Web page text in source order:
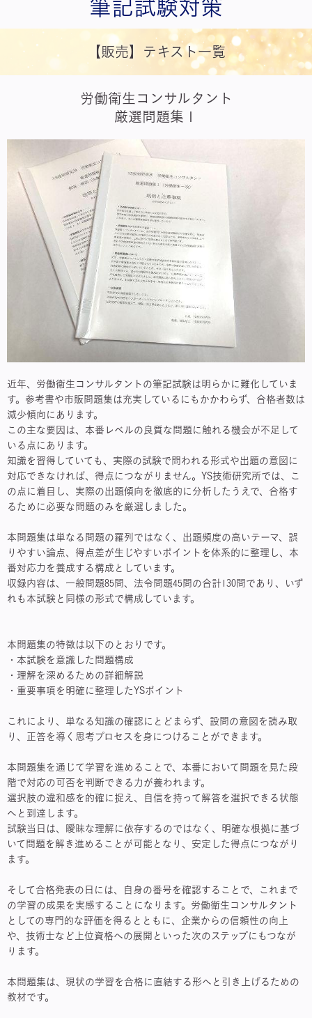
筆記試験対策
【販売】テキスト一覧
労働衛生コンサルタント
厳選問題集１
近年、労働衛生コンサルタントの筆記試験は明らかに難化していま
す。参考書や市販問題集は充実しているにもかかわらず、合格者数は
減少傾向にあります。
この主な要因は、本番レベルの良質な問題に触れる機会が不足して
いる点にあります。
知識を習得していても、実際の試験で問われる形式や出題の意図に
対応できなければ、得点につながりません。YS技術研究所では、こ
の点に着目し、実際の出題傾向を徹底的に分析したうえで、合格す
るために必要な問題のみを厳選しました。
本問題集は単なる問題の羅列ではなく、出題頻度の高いテーマ、誤
りやすい論点、得点差が生じやすいポイントを体系的に整理し、本
番対応力を養成する構成としています。
収録内容は、一般問題85問、法令問題45問の合計130問であり、いず
れも本試験と同様の形式で構成しています。
本問題集の特徴は以下のとおりです。
・本試験を意識した問題構成
・理解を深めるための詳細解説
・重要事項を明確に整理したYSポイント
これにより、単なる知識の確認にとどまらず、設問の意図を読み取
り、正答を導く思考プロセスを身につけることができます。
本問題集を通じて学習を進めることで、本番において問題を見た段
階で対応の可否を判断できる力が養われます。
選択肢の違和感を的確に捉え、自信を持って解答を選択できる状態
へと到達します。
試験当日は、曖昧な理解に依存するのではなく、明確な根拠に基づ
いて問題を解き進めることが可能となり、安定した得点につながり
ます。
そして合格発表の日には、自身の番号を確認することで、これまで
の学習の成果を実感することになります。労働衛生コンサルタント
としての専門的な評価を得るとともに、企業からの信頼性の向上
や、技術士など上位資格への展開といった次のステップにもつなが
ります。
本問題集は、現状の学習を合格に直結する形へと引き上げるための
教材です。